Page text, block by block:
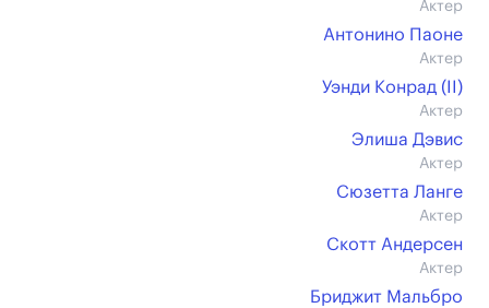
Актер
Антонино Паоне
Актер
Уэнди Конрад (II)
Актер
Элиша Дэвис
Актер
Сюзетта Ланге
Актер
Скотт Андерсен
Актер
Бриджит Мальбро